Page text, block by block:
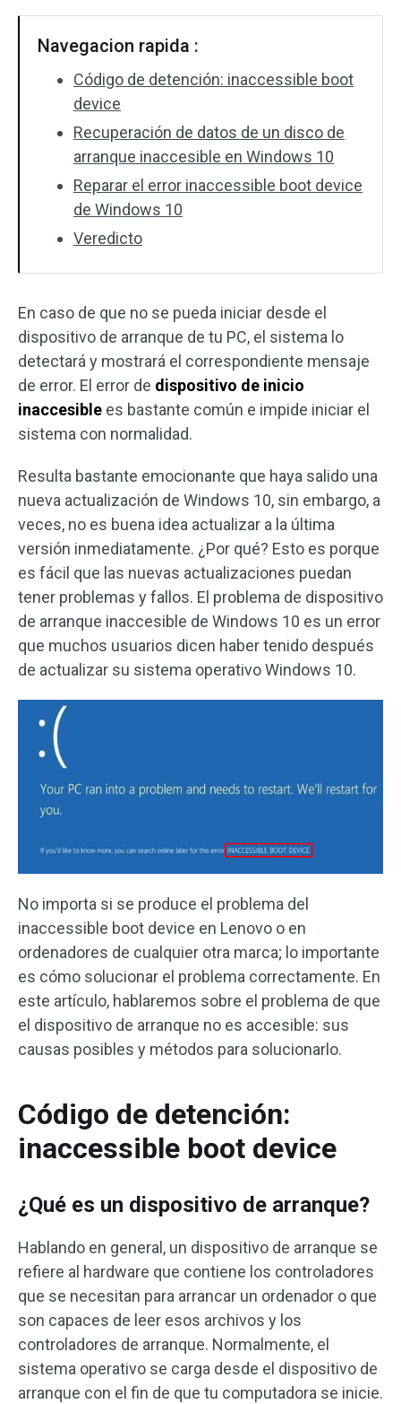
Navegacion rapida :
Código de detención: inaccessible boot
device
Recuperación de datos de un disco de
arranque inaccesible en Windows 10
Reparar el error inaccessible boot device
de Windows 10
Veredicto
En caso de que no se pueda iniciar desde el
dispositivo de arranque de tu PC, el sistema lo
detectará y mostrará el correspondiente mensaje
de error. El error de dispositivo de inicio
inaccesible es bastante común e impide iniciar el
sistema con normalidad.
Resulta bastante emocionante que haya salido una
nueva actualización de Windows 10, sin embargo, a
veces, no es buena idea actualizar a la última
versión inmediatamente. ¿Por qué? Esto es porque
es fácil que las nuevas actualizaciones puedan
tener problemas y fallos. El problema de dispositivo
de arranque inaccesible de Windows 10 es un error
que muchos usuarios dicen haber tenido después
de actualizar su sistema operativo Windows 10.
No importa si se produce el problema del
inaccessible boot device en Lenovo o en
ordenadores de cualquier otra marca; lo importante
es cómo solucionar el problema correctamente. En
este artículo, hablaremos sobre el problema de que
el dispositivo de arranque no es accesible: sus
causas posibles y métodos para solucionarlo.
Código de detención:
inaccessible boot device
¿Qué es un dispositivo de arranque?
Hablando en general, un dispositivo de arranque se
refiere al hardware que contiene los controladores
que se necesitan para arrancar un ordenador o que
son capaces de leer esos archivos y los
controladores de arranque. Normalmente, el
sistema operativo se carga desde el dispositivo de
arranque con el fin de que tu computadora se inicie.